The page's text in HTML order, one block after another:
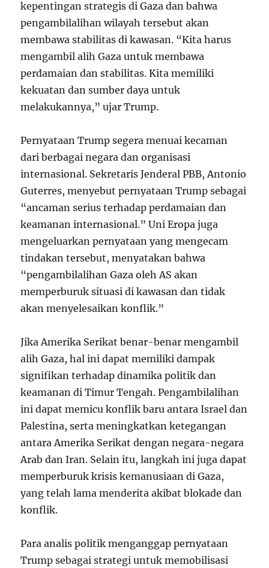
kepentingan strategis di Gaza dan bahwa
pengambilalihan wilayah tersebut akan
membawa stabilitas di kawasan. “Kita harus
mengambil alih Gaza untuk membawa
perdamaian dan stabilitas. Kita memiliki
kekuatan dan sumber daya untuk
melakukannya,” ujar Trump.
Pernyataan Trump segera menuai kecaman
dari berbagai negara dan organisasi
internasional. Sekretaris Jenderal PBB, Antonio
Guterres, menyebut pernyataan Trump sebagai
“ancaman serius terhadap perdamaian dan
keamanan internasional.” Uni Eropa juga
mengeluarkan pernyataan yang mengecam
tindakan tersebut, menyatakan bahwa
“pengambilalihan Gaza oleh AS akan
memperburuk situasi di kawasan dan tidak
akan menyelesaikan konflik.”
Jika Amerika Serikat benar-benar mengambil
alih Gaza, hal ini dapat memiliki dampak
signifikan terhadap dinamika politik dan
keamanan di Timur Tengah. Pengambilalihan
ini dapat memicu konflik baru antara Israel dan
Palestina, serta meningkatkan ketegangan
antara Amerika Serikat dengan negara-negara
Arab dan Iran. Selain itu, langkah ini juga dapat
memperburuk krisis kemanusiaan di Gaza,
yang telah lama menderita akibat blokade dan
konflik.
Para analis politik menganggap pernyataan
Trump sebagai strategi untuk memobilisasi